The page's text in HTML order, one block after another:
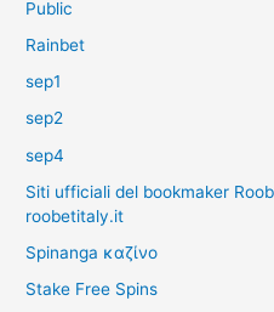
Public
Rainbet
sep1
sep2
sep4
Siti ufficiali del bookmaker
roobetitaly.it
Spinanga καζίνο
Stake Free Spins